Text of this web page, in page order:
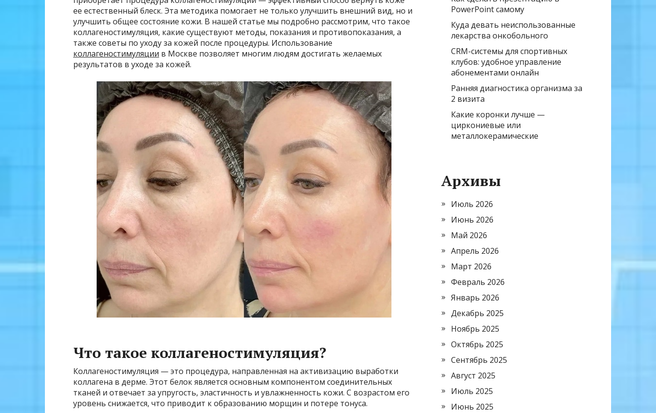
ее естественный блеск. Эта методика помогает не только улучшить внешний вид, но и
улучшить общее состояние кожи. В нашей статье мы подробно рассмотрим, что такое
коллагеностимуляция, какие существуют методы, показания и противопоказания, а
также советы по уходу за кожей после процедуры. Использование
коллагеностимуляции в Москве позволяет многим людям достигать желаемых
результатов в уходе за кожей.
Что такое коллагеностимуляция?
Коллагеностимуляция — это процедура, направленная на активизацию выработки
коллагена в дерме. Этот белок является основным компонентом соединительных
тканей и отвечает за упругость, эластичность и увлажненность кожи. С возрастом его
уровень снижается, что приводит к образованию морщин и потере тонуса.
PowerPoint самому
Куда девать неиспользованные
лекарства онкобольного
CRM-системы для спортивных
клубов: удобное управление
абонементами онлайн
Ранняя диагностика организма за
2 визита
Какие коронки лучше —
циркониевые или
металлокерамические
Архивы
Июль 2026
Июнь 2026
Май 2026
Апрель 2026
Март 2026
Февраль 2026
Январь 2026
Декабрь 2025
Ноябрь 2025
Октябрь 2025
Сентябрь 2025
Август 2025
Июль 2025
Июнь 2025